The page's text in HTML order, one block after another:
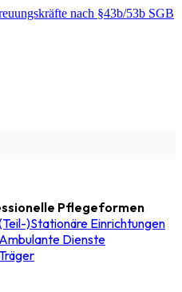
nach §43b/53b SGB
Pflegeformen
)Stationäre Einrichtungen
Ambulante Dienste